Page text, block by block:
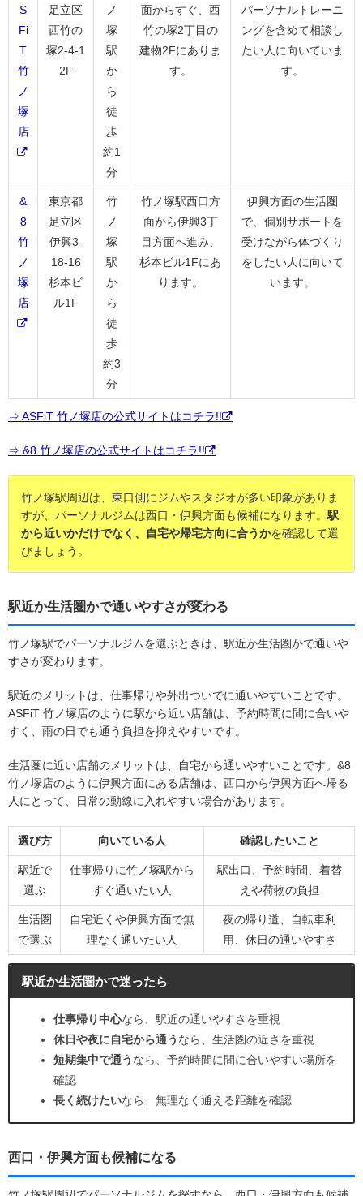
S
Fi
T
竹
ノ
塚
店
足立区
西竹の
塚2-4-1
2F
ノ
塚
駅
か
ら
徒
歩
約1
分
面からすぐ、西
竹の塚2丁目の
建物2Fにありま
す。
パーソナルトレーニ
ングを含めて相談し
たい人に向いていま
す。
&
8
竹
ノ
塚
店
東京都
足立区
伊興3-
18-16
杉本ビ
ル1F
竹
ノ
塚
駅
か
ら
徒
歩
約3
分
竹ノ塚駅西口方
面から伊興3丁
目方面へ進み、
杉本ビル1Fにあ
ります。
伊興方面の生活圏
で、個別サポートを
受けながら体づくり
をしたい人に向いて
います。
⇒ ASFiT 竹ノ塚店の公式サイトはコチラ!!
⇒ &8 竹ノ塚店の公式サイトはコチラ!!
竹ノ塚駅周辺は、東口側にジムやスタジオが多い印象がありま
すが、パーソナルジムは西口・伊興方面も候補になります。 駅
から近いかだけでなく、自宅や帰宅方向に合うかを確認して選
びましょう。
駅近か生活圏かで通いやすさが変わる
竹ノ塚駅でパーソナルジムを選ぶときは、駅近か生活圏かで通いや
すさが変わります。
駅近のメリットは、仕事帰りや外出ついでに通いやすいことです。
ASFiT 竹ノ塚店のように駅から近い店舗は、予約時間に間に合いや
すく、雨の日でも通う負担を抑えやすいです。
生活圏に近い店舗のメリットは、自宅から通いやすいことです。&8
竹ノ塚店のように伊興方面にある店舗は、西口から伊興方面へ帰る
人にとって、日常の動線に入れやすい場合があります。
選び方 向いている人 確認したいこと
駅近で
選ぶ
仕事帰りに竹ノ塚駅から
すぐ通いたい人
駅出口、予約時間、着替
えや荷物の負担
生活圏
で選ぶ
自宅近くや伊興方面で無
理なく通いたい人
夜の帰り道、自転車利
用、休日の通いやすさ
駅近か生活圏かで迷ったら
仕事帰り中心なら、駅近の通いやすさを重視
休日や夜に自宅から通う なら、生活圏の近さを重視
短期集中で通う なら、予約時間に間に合いやすい場所を
確認
長く続けたいなら、無理なく通える距離を確認
西口・伊興方面も候補になる